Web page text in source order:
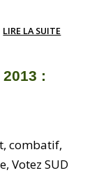
LIRE LA SUITE
:
combatif,
Votez SUD